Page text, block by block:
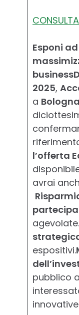
Esponi
2025,
a
l’offerta
avrai
agevolate.
espositivi.
pubblico